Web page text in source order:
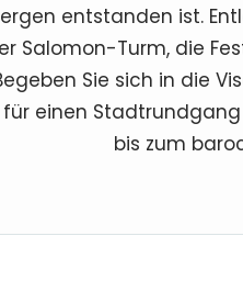
entstanden ist.
Salomon-Turm, die
Sie sich in die
einen
bis zum